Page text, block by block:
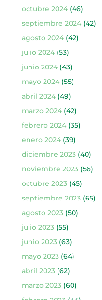
octubre 2024(46)
septiembre 2024(42)
agosto 2024(42)
julio 2024(53)
junio 2024(43)
mayo 2024(55)
abril 2024(49)
marzo 2024(42)
febrero 2024(35)
enero 2024(39)
diciembre 2023(40)
noviembre 2023(56)
octubre 2023(45)
septiembre 2023(65)
agosto 2023(50)
julio 2023(55)
junio 2023(63)
mayo 2023(64)
abril 2023(62)
marzo 2023(60)